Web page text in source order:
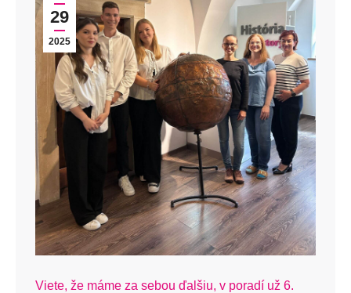
29
2025
Viete, že máme za sebou ďalšiu, v poradí už 6.